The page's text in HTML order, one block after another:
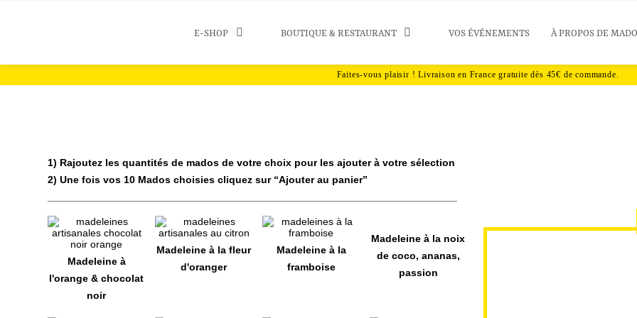
E-SHOP BOUTIQUE & RESTAURANT VOS ÉVÉNEMENTS À PROPOS DE
1) Rajoutez les quantités de mados de votre choix pour les ajouter à votre sélection
2) Une fois vos 10 Mados choisies cliquez sur “Ajouter au panier”
Madeleine à
l'orange & chocolat
noir
Madeleine à la fleur
d'oranger
Madeleine à la
framboise
Madeleine à la noix
de coco, ananas,
passion